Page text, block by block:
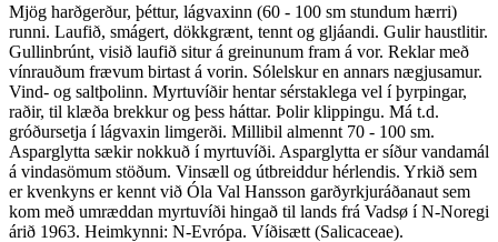
Mjög harðgerður, þéttur, lágvaxinn (60 - 100 sm stundum hærri)
runni. Laufið, smágert, dökkgrænt, tennt og gljáandi. Gulir haustlitir.
Gullinbrúnt, visið laufið situr á greinunum fram á vor. Reklar með
vínrauðum frævum birtast á vorin. Sólelskur en annars nægjusamur.
Vind- og saltþolinn. Myrtuvíðir hentar sérstaklega vel í þyrpingar,
raðir, til klæða brekkur og þess háttar. Þolir klippingu. Má t.d.
gróðursetja í lágvaxin limgerði. Millibil almennt 70 - 100 sm.
Asparglytta sækir nokkuð í myrtuvíði. Asparglytta er síður vandamál
á vindasömum stöðum. Vinsæll og útbreiddur hérlendis. Yrkið sem
er kvenkyns er kennt við Óla Val Hansson garðyrkjuráðanaut sem
kom með umræddan myrtuvíði hingað til lands frá Vadsø í N-Noregi
árið 1963. Heimkynni: N-Evrópa. Víðisætt (Salicaceae).